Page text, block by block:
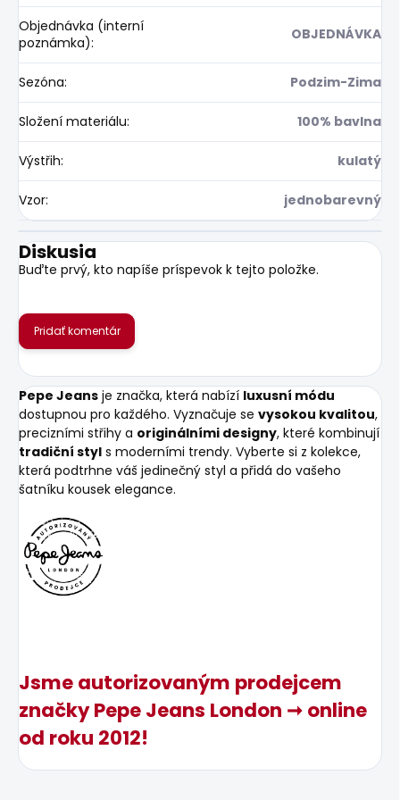
Objednávka (interní
poznámka): OBJEDNÁVKA
Sezóna: Podzim-Zima
Složení materiálu: 100% bavlna
Výstřih: kulatý
Vzor: jednobarevný
Diskusia
Buďte prvý, kto napíše príspevok k tejto položke.
Pridať komentár
Pepe Jeans je značka, která nabízí luxusní módu
dostupnou pro každého. Vyznačuje se vysokou kvalitou,
precizními střihy a originálními designy, které kombinují
tradiční styl s moderními trendy. Vyberte si z kolekce,
která podtrhne váš jedinečný styl a přidá do vašeho
šatníku kousek elegance.
Jsme autorizovaným prodejcem
značky Pepe Jeans London ➞ online
od roku 2012!